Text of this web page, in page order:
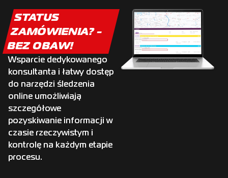
STATUS
ZAMÓWIENIA? -
BEZ OBAW!
Wsparcie dedykowanego
konsultanta i łatwy dostęp
do narzędzi śledzenia
online umożliwiają
szczegółowe
pozyskiwanie informacji w
czasie rzeczywistym i
kontrolę na każdym etapie
procesu.